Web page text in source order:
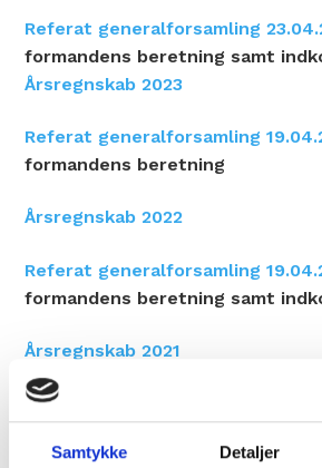
Samtykke Detaljer
Referat generalforsamling
formandens beretning samt
Årsregnskab 2023
Referat generalforsamling
formandens beretning
Årsregnskab 2022
Referat generalforsamling
formandens beretning samt
Årsregnskab 2021
Referat generalforsamling